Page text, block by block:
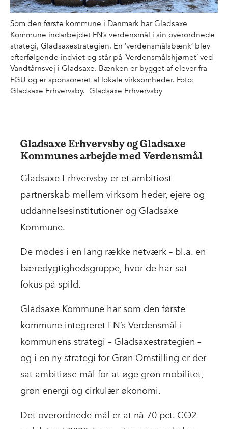
Som den første kommune i Danmark har Gladsaxe
Kommune indarbejdet FN’s verdensmål i sin overordnede
strategi, Gladsaxestrategien. En ’verdensmålsbænk’ blev
efterfølgende indviet og står på ’Verdensmålshjørnet’ ved
Vandtårnsvej i Gladsaxe. Bænken er bygget af elever fra
FGU og er sponsoreret af lokale virksomheder. Foto:
Gladsaxe Erhvervsby. Gladsaxe Erhvervsby
Gladsaxe Erhvervsby og Gladsaxe
Kommunes arbejde med Verdensmål
Gladsaxe Erhvervsby er et ambitiøst
partnerskab mellem virksom heder, ejere og
uddannelsesinstitutioner og Gladsaxe
Kommune.
De mødes i en lang række netværk – bl.a. en
bæredygtighedsgruppe, hvor de har sat
fokus på spild.
Gladsaxe Kommune har som den første
kommune integreret FN’s Verdensmål i
kommunens strategi – Gladsaxestrategien –
og i en ny strategi for Grøn Omstilling er der
sat ambitiøse mål for at øge grøn mobilitet,
grøn energi og cirkulær økonomi.
Det overordnede mål er at nå 70 pct. CO2-